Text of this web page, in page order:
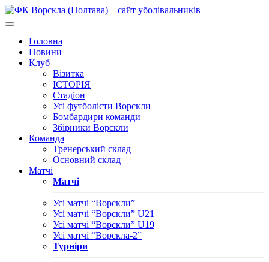
Головна
Новини
Клуб
Візитка
ІСТОРІЯ
Стадіон
Усі футболісти Ворскли
Бомбардири команди
Збірники Ворскли
Команда
Тренерський склад
Основний склад
Матчі
Матчі
Усі матчі “Ворскли”
Усі матчі “Ворскли” U21
Усі матчі “Ворскли” U19
Усі матчі “Ворскла-2”
Турніри